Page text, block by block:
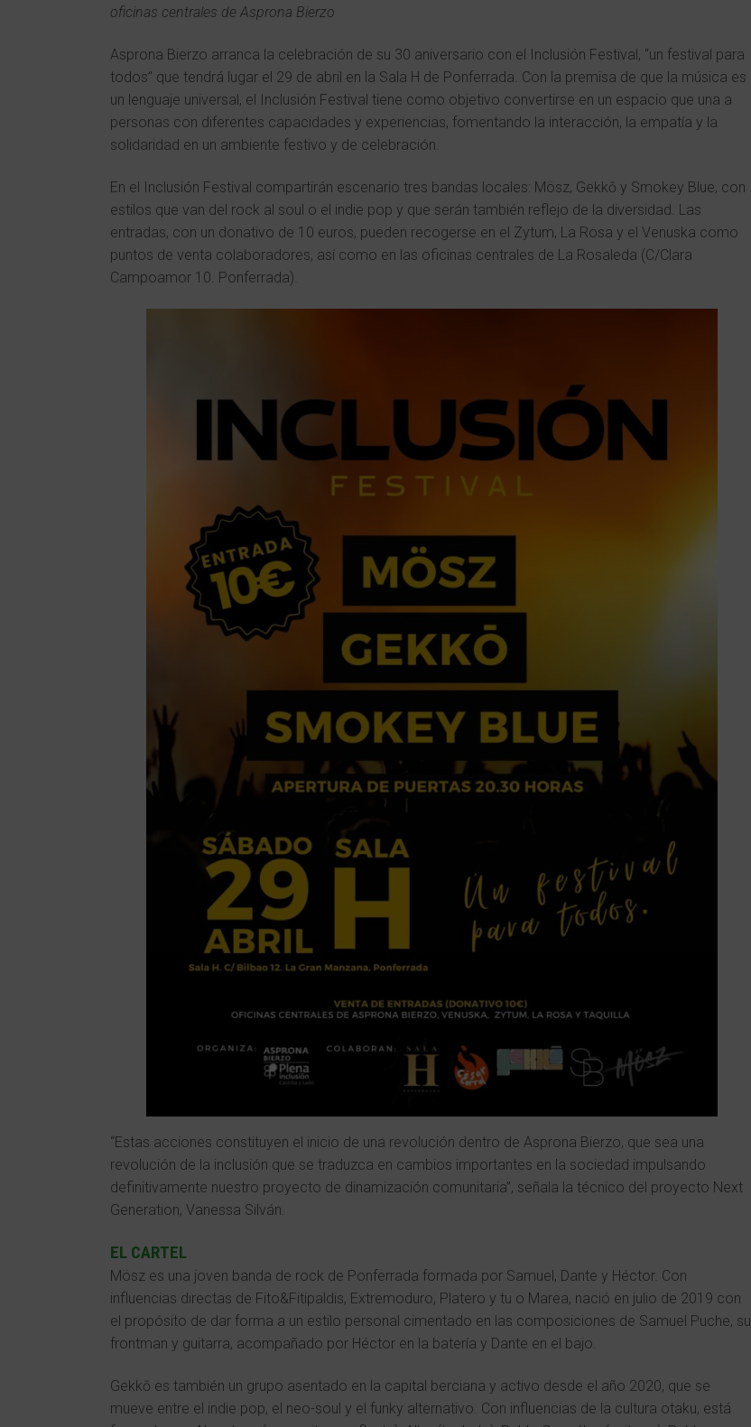
oficinas centrales de Asprona Bierzo
Asprona Bierzo arranca la celebración de su 30 aniversario con el Inclusión Festival, “un festival para
todos” que tendrá lugar el 29 de abril en la Sala H de Ponferrada. Con la premisa de que la música es
un lenguaje universal, el Inclusión Festival tiene como objetivo convertirse en un espacio que una a
personas con diferentes capacidades y experiencias, fomentando la interacción, la empatía y la
solidaridad en un ambiente festivo y de celebración.
En el Inclusión Festival compartirán escenario tres bandas locales: Mösz, Gekkō y Smokey Blue, con
estilos que van del rock al soul o el indie pop y que serán también reflejo de la diversidad. Las
entradas, con un donativo de 10 euros, pueden recogerse en el Zytum, La Rosa y el Venuska como
puntos de venta colaboradores, así como en las oficinas centrales de La Rosaleda (C/Clara
Campoamor 10. Ponferrada).
“Estas acciones constituyen el inicio de una revolución dentro de Asprona Bierzo, que sea una
revolución de la inclusión que se traduzca en cambios importantes en la sociedad impulsando
definitivamente nuestro proyecto de dinamización comunitaria”, señala la técnico del proyecto Next
Generation, Vanessa Silván.
EL CARTEL
Mösz es una joven banda de rock de Ponferrada formada por Samuel, Dante y Héctor. Con
influencias directas de Fito&Fitipaldis, Extremoduro, Platero y tu o Marea, nació en julio de 2019 con
el propósito de dar forma a un estilo personal cimentado en las composiciones de Samuel Puche, su
frontman y guitarra, acompañado por Héctor en la batería y Dante en el bajo.
Gekkō es también un grupo asentado en la capital berciana y activo desde el año 2020, que se
mueve entre el indie pop, el neo-soul y el funky alternativo. Con influencias de la cultura otaku, está